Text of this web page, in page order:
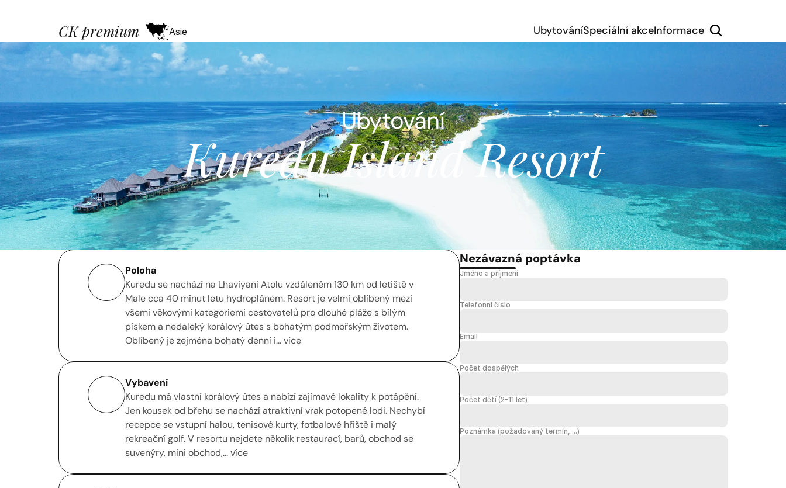
CK premium UbytováníSpeciální akceInformace
Asie
Ubytování
Kuredu Island Resort
Poloha
Kuredu se nachází na Lhaviyani Atolu vzdáleném 130 km od letiště v
Male cca 40 minut letu hydroplánem. Resort je velmi oblíbený mezi
všemi věkovými kategoriemi cestovatelů pro dlouhé pláže s bílým
pískem a nedaleký korálový útes s bohatým podmořským životem.
Oblíbený je zejména bohatý denní i... více
Vybavení
Kuredu má vlastní korálový útes a nabízí zajímavé lokality k potápění.
Jen kousek od břehu se nachází atraktivní vrak potopené lodi. Nechybí
recepce se vstupní halou, tenisové kurty, fotbalové hřiště i malý
rekreační golf. V resortu nejdete několik restaurací, barů, obchod se
suvenýry, mini obchod,... více
Nezávazná poptávka
Jméno a příjmení
Telefonní číslo
Email
Počet dospělých
Počet dětí (2-11 let)
Poznámka (požadovaný termín, ...)